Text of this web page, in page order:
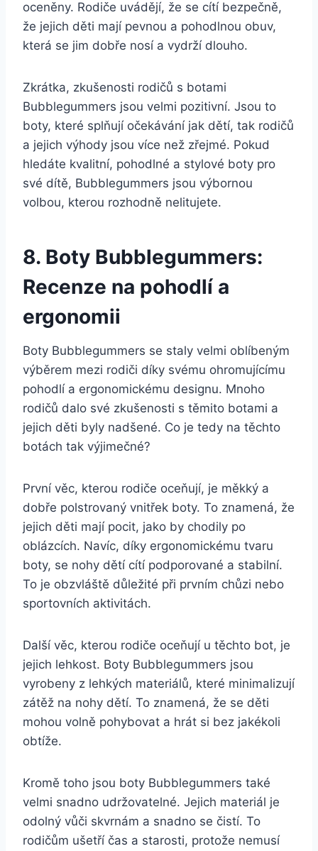
oceněny. Rodiče ⁢uvádějí, že se ​cítí⁣ bezpečně,
že jejich děti ​mají pevnou a ‌pohodlnou obuv,
‌která se jim dobře nosí a vydrží dlouho.
Zkrátka, zkušenosti rodičů s botami
Bubblegummers jsou velmi pozitivní. Jsou to
boty, ⁤které splňují ⁣očekávání jak dětí, tak rodičů
a ⁤jejich výhody jsou⁤ více než zřejmé.‍ Pokud
hledáte ⁤kvalitní, pohodlné a stylové boty pro
své‍ dítě, Bubblegummers jsou výbornou
volbou, kterou rozhodně nelitujete.
8. Boty Bubblegummers:
‌Recenze na pohodlí ​a⁣
ergonomii
Boty Bubblegummers se ‍staly velmi oblíbeným
výběrem‍ mezi rodiči díky​ svému ohromujícímu
pohodlí a ergonomickému designu. Mnoho
rodičů dalo ​své ​zkušenosti s těmito botami a
jejich ⁣děti byly nadšené.⁢ Co ‍je ‍tedy na těchto
botách​ tak výjimečné?
První věc,⁤ kterou⁣ rodiče oceňují,⁢ je měkký​ a
dobře ‌polstrovaný vnitřek boty. ​To znamená, že
jejich děti mají pocit, jako ‌by chodily po
oblázcích. Navíc, ⁢díky ergonomickému tvaru
boty, se nohy ⁣dětí cítí podporované ‍a stabilní.
‍To je obzvláště důležité při prvním chůzi nebo
sportovních‌ aktivitách.
Další věc, kterou​ rodiče oceňují u těchto bot, je
⁤jejich lehkost. Boty Bubblegummers⁣ jsou
vyrobeny z⁤ lehkých⁢ materiálů,‍ které minimalizují
zátěž na nohy dětí.⁢ To znamená, že se‌ děti
‍mohou volně pohybovat ​a⁤ hrát ​si ⁣bez jakékoli
obtíže.
Kromě toho jsou ‍boty Bubblegummers také
velmi snadno udržovatelné. Jejich materiál je
odolný ​vůči skvrnám a snadno se‍ čistí. To
rodičům ‍ušetří ⁣čas a‍ starosti,‌ protože nemusí